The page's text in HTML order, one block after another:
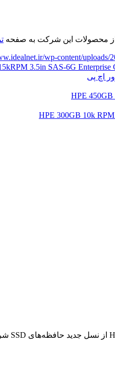
محصولات این شرکت به صفحه
wp-content/
3.5in SAS-6G Enterprise
اچ پی
HPE 450GB
HPE 300GB 10k